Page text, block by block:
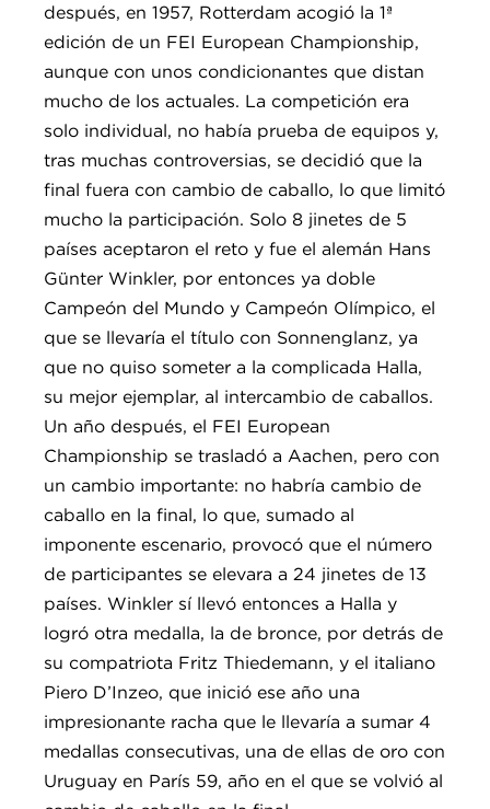
después, en 1957, Rotterdam acogió la 1ª
edición de un FEI European Championship,
aunque con unos condicionantes que distan
mucho de los actuales. La competición era
solo individual, no había prueba de equipos y,
tras muchas controversias, se decidió que la
final fuera con cambio de caballo, lo que limitó
mucho la participación. Solo 8 jinetes de 5
países aceptaron el reto y fue el alemán Hans
Günter Winkler, por entonces ya doble
Campeón del Mundo y Campeón Olímpico, el
que se llevaría el título con Sonnenglanz, ya
que no quiso someter a la complicada Halla,
su mejor ejemplar, al intercambio de caballos.
Un año después, el FEI European
Championship se trasladó a Aachen, pero con
un cambio importante: no habría cambio de
caballo en la final, lo que, sumado al
imponente escenario, provocó que el número
de participantes se elevara a 24 jinetes de 13
países. Winkler sí llevó entonces a Halla y
logró otra medalla, la de bronce, por detrás de
su compatriota Fritz Thiedemann, y el italiano
Piero D’Inzeo, que inició ese año una
impresionante racha que le llevaría a sumar 4
medallas consecutivas, una de ellas de oro con
Uruguay en París 59, año en el que se volvió al